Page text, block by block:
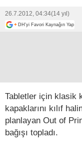
26.7.2012, 04:34(14 yıl)
+ DH'yi Favori Kaynağın Yap
Tabletler için klasik
kapaklarını kılıf
planlayan Out of
bağışı topladı.